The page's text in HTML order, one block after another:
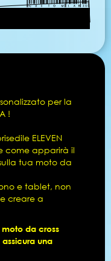
per la
!
ELEVEN
come apparirà il
tua moto da
e tablet, non
creare a
da cross
una